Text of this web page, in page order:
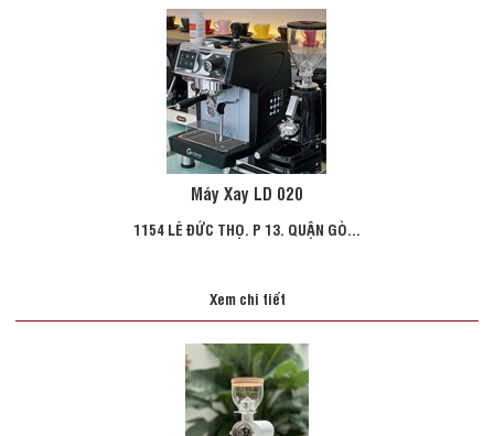
Máy Xay LD 020
1154 LÊ ĐỨC THỌ. P 13. QUẬN GÒ...
Xem chi tiết